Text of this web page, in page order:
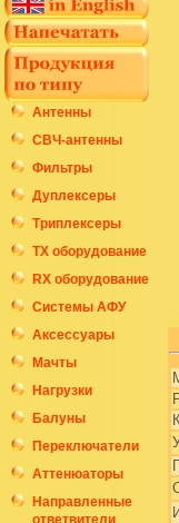
Антенны
СВЧ-антенны
Фильтры
Дуплексеры
Триплексеры
ТХ оборудование
RX оборудование
Системы АФУ
Аксессуары
Мачты
Нагрузки
Балуны
Переключатели
Аттенюаторы
Направленные
ответвители